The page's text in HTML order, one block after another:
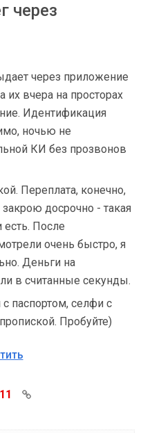
через
через приложение
вчера на просторах
Идентификация
ночью не
КИ без прозвонов
Переплата, конечно,
досрочно - такая
После
очень быстро, я
Деньги на
в считанные секунды.
паспортом, селфи с
Пробуйте)
11